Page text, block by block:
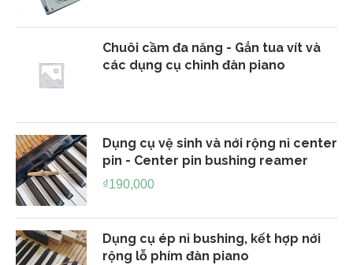
Chuôi cầm đa năng - Gắn tua vít và
các dụng cụ chỉnh đàn piano
Dụng cụ vệ sinh và nới rộng nỉ center
pin - Center pin bushing reamer
₫190,000
Dụng cụ ép nỉ bushing, kết hợp nới
rộng lỗ phím đàn piano